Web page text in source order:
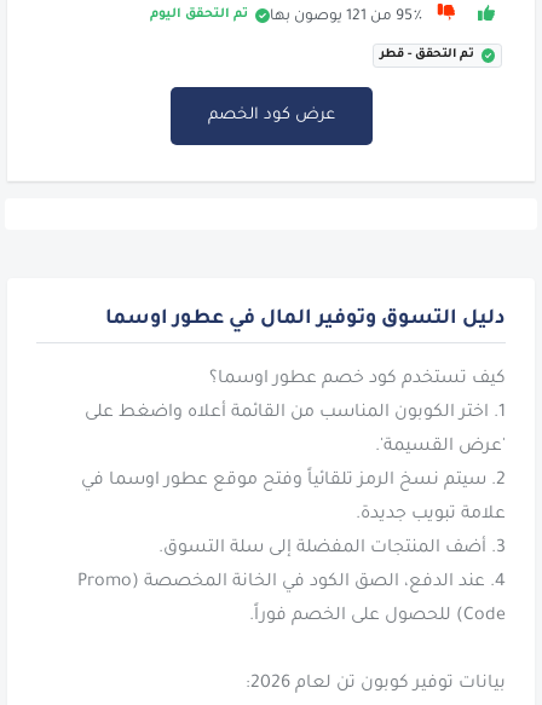
95٪ من 121 يوصون بها تم التحقق اليوم
تم التحقق - قطر
عرض كود الخصم
دليل التسوق وتوفير المال في عطور اوسما
1. اختر الكوبون المناسب من القائمة أعلاه واضغط على
2. سيتم نسخ الرمز تلقائياً وفتح موقع عطور اوسما في
4. عند الدفع، الصق الكود في الخانة المخصصة (Promo